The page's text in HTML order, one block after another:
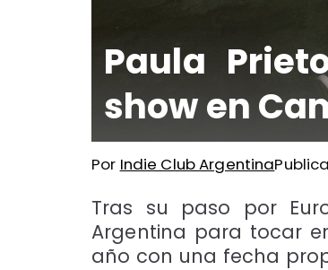
Paula
show en
Por Indie Club Argentina
Tras su paso por
Argentina para tocar
año con una fecha